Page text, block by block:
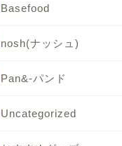
Basefood
nosh(ナッシュ)
Pan&-パンド
Uncategorized